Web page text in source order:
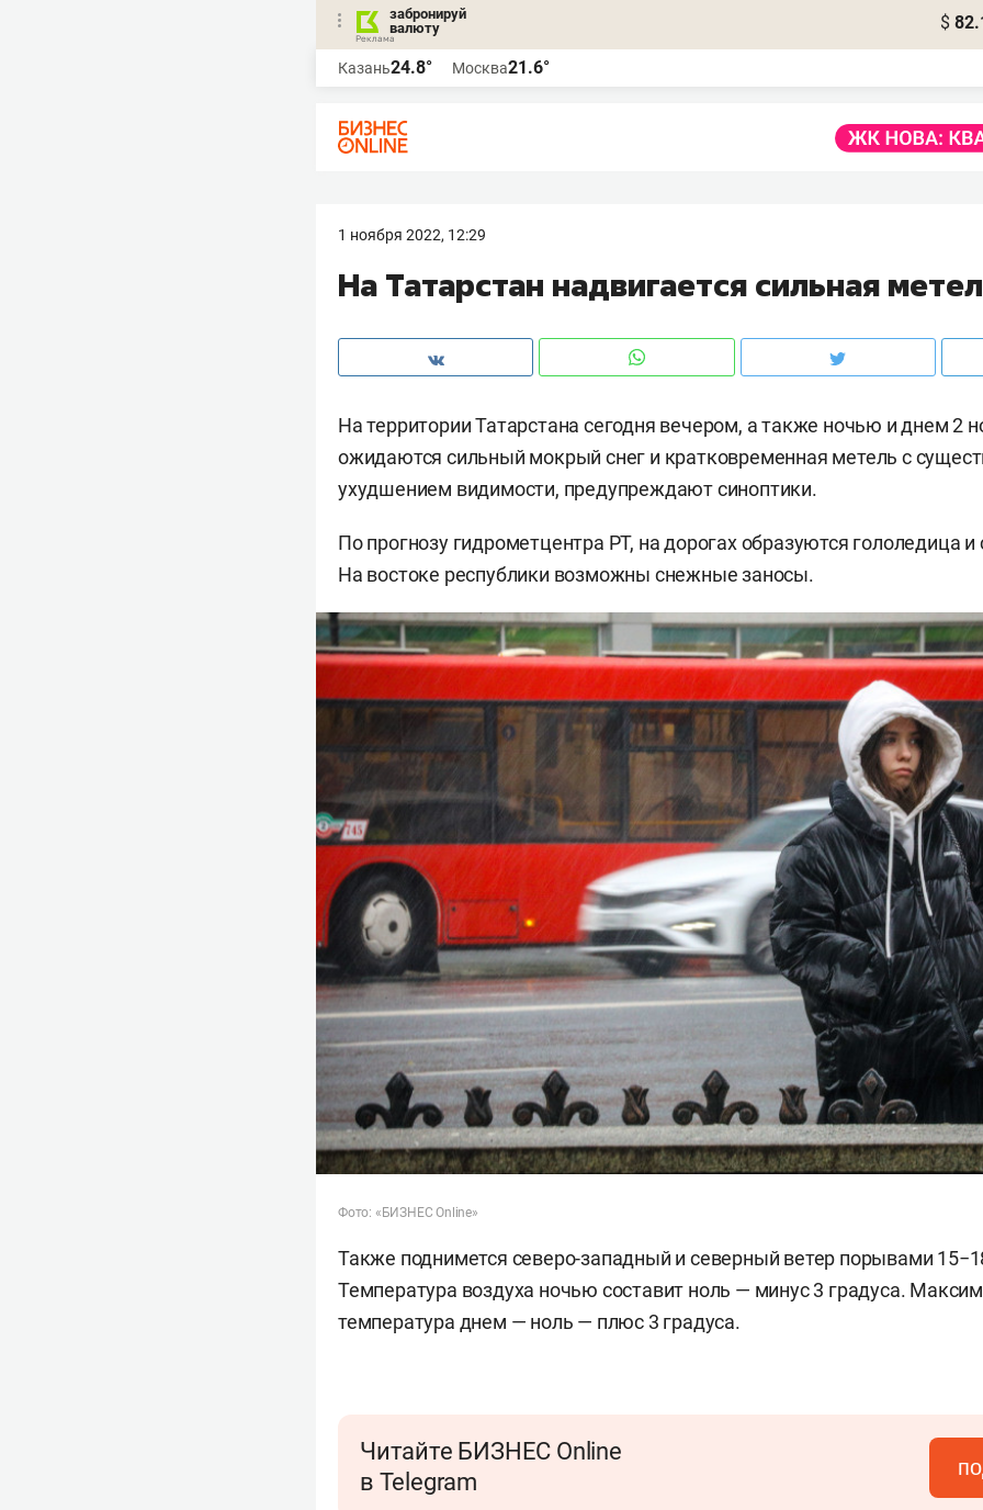
забронируй
валюту
$
Казань24.8° Москва21.6°
1 ноября 2022, 12:29
На Татарстан надвигается сильная
На территории Татарстана сегодня вечером, а также ночью и днем 2
ожидаются сильный мокрый снег и кратковременная метель с
ухудшением видимости, предупреждают синоптики.
По прогнозу гидрометцентра РТ, на дорогах образуются гололедица
На востоке республики возможны снежные заносы.
Фото: «БИЗНЕС Online»
Также поднимется северо-западный и северный ветер порывами
Температура воздуха ночью составит ноль — минус 3 градуса.
температура днем — ноль — плюс 3 градуса.
Читайте БИЗНЕС Online
в Telegram